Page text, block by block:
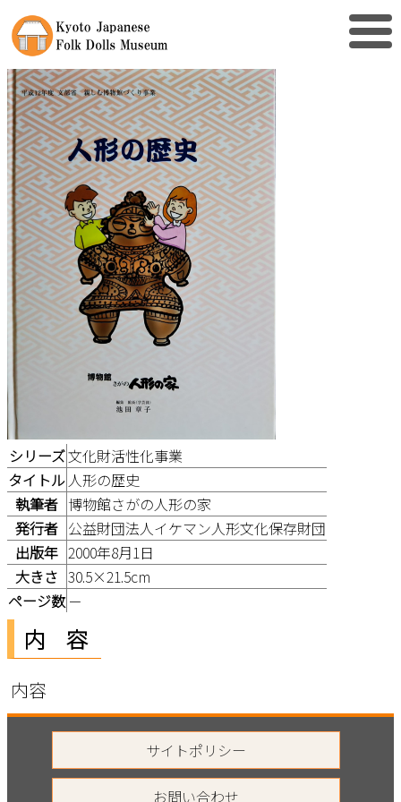
シリーズ文化財活性化事業
タイトル人形の歴史
執筆者 博物館さがの人形の家
発行者 公益財団法人イケマン人形文化保存財団
出版年 2000年8月1日
大きさ 30.5×21.5cm
ページ数 －
内 容
内容
サイトポリシー
お問い合わせ